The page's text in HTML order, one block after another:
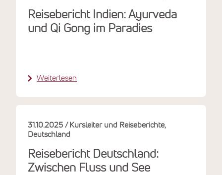
Reisebericht Indien: Ayurveda
und Qi Gong im Paradies
Weiterlesen
Reisebericht Deutschland:
Zwischen Fluss und See
31.10.2025
Kursleiter und Reiseberichte
Deutschland